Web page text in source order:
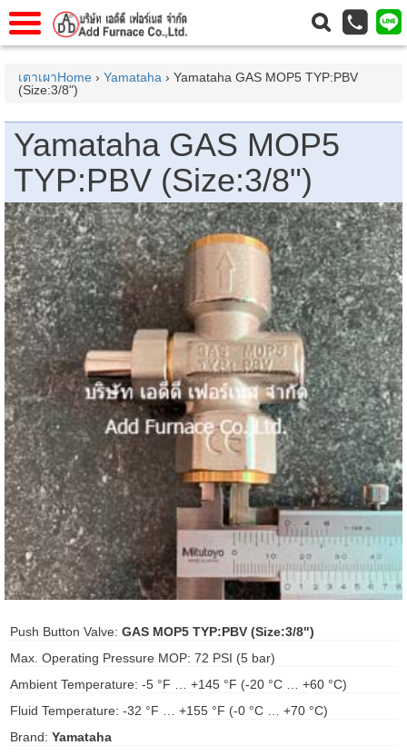
บเราAbout Us
anello
schroder
Fiorentini
เตาเผาHome › Yamataha › Yamataha GAS MOP5 TYP:PBV
(Size:3/8")
Yamataha GAS MOP5
TYP:PBV (Size:3/8")
Push Button Valve: GAS MOP5 TYP:PBV (Size:3/8")
Max. Operating Pressure MOP: 72 PSI (5 bar)
Ambient Temperature: -5 °F … +145 °F (-20 °C … +60 °C)
Fluid Temperature: -32 °F … +155 °F (-0 °C … +70 °C)
Brand: Yamataha